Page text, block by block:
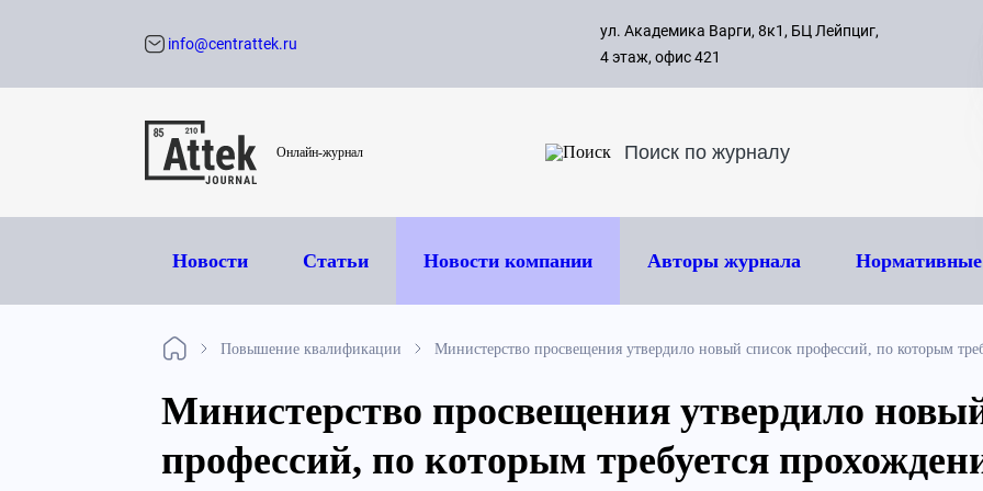
с 09:00
8 495
info@centrattek.ru
ул. Академика Варги, 8к1, БЦ Лейпциг,
4 этаж, офис 421
Онлайн-журнал
Новости Статьи Новости компании Авторы журнала
Повышение квалификации Министерство просвещения утвердило новый список профессий, по которым
Министерство просвещения утвердило
профессий, по которым требуется